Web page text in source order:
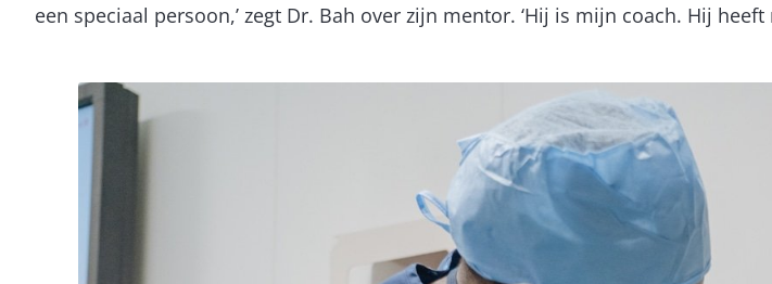
een speciaal persoon,’ zegt Dr. Bah over zijn mentor. ‘Hij is mijn coach. Hij